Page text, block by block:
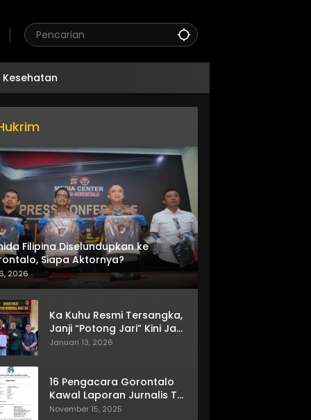
Kesehatan
Filipina Diselundupkan ke
Siapa Aktornya?
2026
Ka Kuhu Resmi Tersangka,
Janji “Potong Jari” Kini Jadi
Bumerang
Januari 13, 2026
16 Pengacara Gorontalo
Kawal Laporan Jurnalis TV
One
November 15, 2025